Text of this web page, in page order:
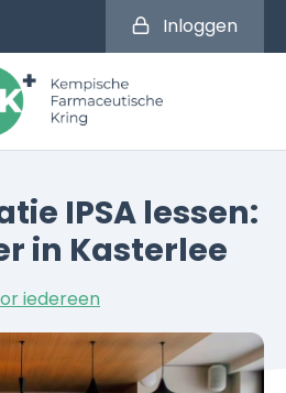
Inloggen
IPSA lessen:
in Kasterlee
iedereen